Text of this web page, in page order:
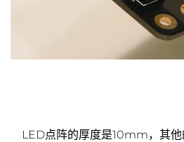
LED点阵的厚度是10mm，其他